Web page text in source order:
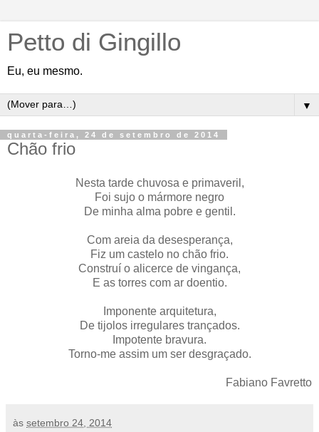
Petto di Gingillo
Eu, eu mesmo.
▼
quarta-feira, 24 de setembro de 2014
Chão frio
Nesta tarde chuvosa e primaveril,
Foi sujo o mármore negro
De minha alma pobre e gentil.
Com areia da desesperança,
Fiz um castelo no chão frio.
Construí o alicerce de vingança,
E as torres com ar doentio.
Imponente arquitetura,
De tijolos irregulares trançados.
Impotente bravura.
Torno-me assim um ser desgraçado.
Fabiano Favretto
às setembro 24, 2014